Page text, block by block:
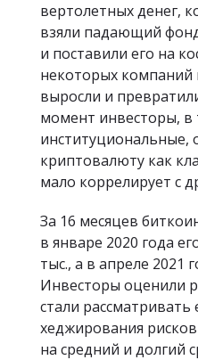
вертолетных денег,
взяли падающий
и поставили его на
некоторых компаний
выросли и
момент инвесторы, в
институциональные,
криптовалюту как
мало коррелирует с
За 16 месяцев
в январе 2020 года
тыс., а в апреле 2021
Инвесторы оценили
стали рассматривать
хеджирования
на средний и долгий